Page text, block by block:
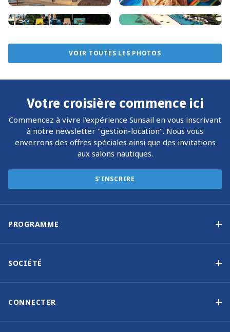
VOIR TOUTES LES PHOTOS
Votre croisière commence ici
Commencez à vivre l'expérience Sunsail en vous inscrivant
à notre newsletter "gestion-location". Nous vous
enverrons des offres spéciales ainsi que des invitations
aux salons nautiques.
S’INSCRIRE
PROGRAMME
Les avantages de la gestion
SOCIÉTÉ
CONNECTER